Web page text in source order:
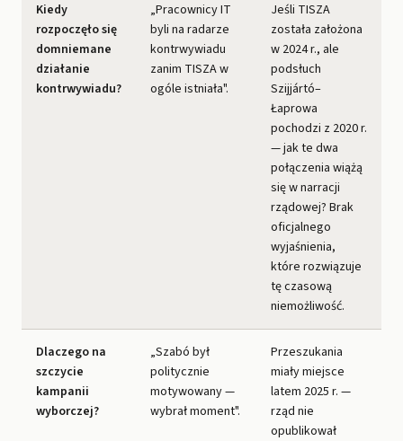
Kiedy
rozpoczęło się
domniemane
działanie
kontrwywiadu?
„Pracownicy IT
byli na radarze
kontrwywiadu
zanim TISZA w
ogóle istniała".
Jeśli TISZA
została założona
w 2024 r., ale
podsłuch
Szijjártó–
Łaprowa
pochodzi z 2020 r.
— jak te dwa
połączenia wiążą
się w narracji
rządowej? Brak
oficjalnego
wyjaśnienia,
które rozwiązuje
tę czasową
niemożliwość.
Dlaczego na
szczycie
kampanii
wyborczej?
„Szabó był
politycznie
motywowany —
wybrał moment".
Przeszukania
miały miejsce
latem 2025 r. —
rząd nie
opublikował